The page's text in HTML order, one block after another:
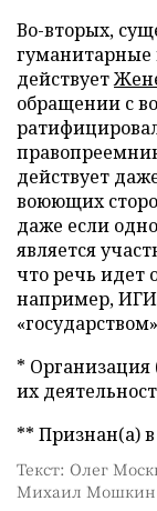
Во-вторых,
действует
обращении с
действует
воюющих
даже если
является
что речь идет
например,
*
их
** Признан(а)
Текст: Олег
Михаил Мошкин